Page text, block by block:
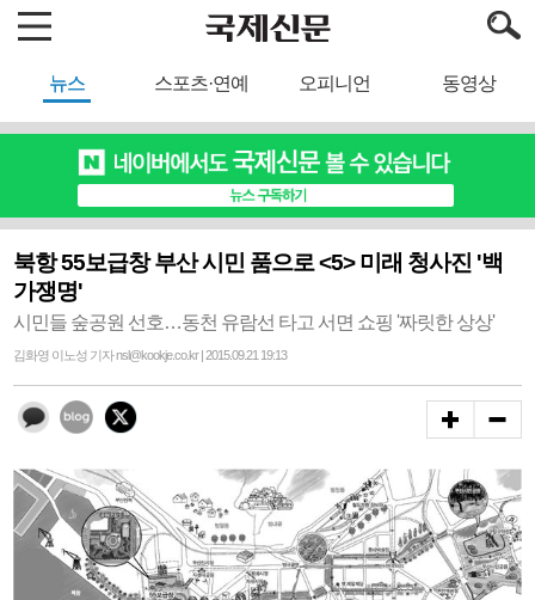
뉴스 스포츠·연예 오피니언 동영상
북항 55보급창 부산 시민 품으로 <5> 미래 청사진 '백
가쟁명'
시민들 숲공원 선호…동천 유람선 타고 서면 쇼핑 '짜릿한 상상'
김화영 이노성 기자 nsl@kookje.co.kr | 2015.09.21 19:13